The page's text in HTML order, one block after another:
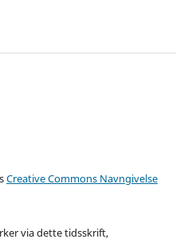
Creative Commons Navngivelse
via dette tidsskrift,